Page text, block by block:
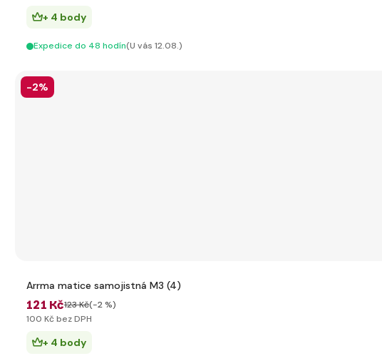
+ 4 body
Expedice do 48 hodín(U vás 12.08.)
-2%
Arrma matice samojistná M3 (4)
121 Kč123 Kč(-2 %)
100 Kč bez DPH
+ 4 body